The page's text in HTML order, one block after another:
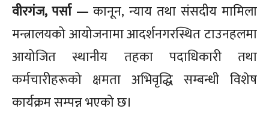
वीरगंज, पर्सा —कानून, न्याय तथा संसदीय मामिला
मन्त्रालयको आयोजनामा आदर्शनगरस्थित टाउनहलमा
आयोजित स्थानीय तहका पदाधिकारी तथा
कर्मचारीहरूको क्षमता अभिवृद्धि सम्बन्धी विशेष
कार्यक्रम सम्पन्न भएको छ।